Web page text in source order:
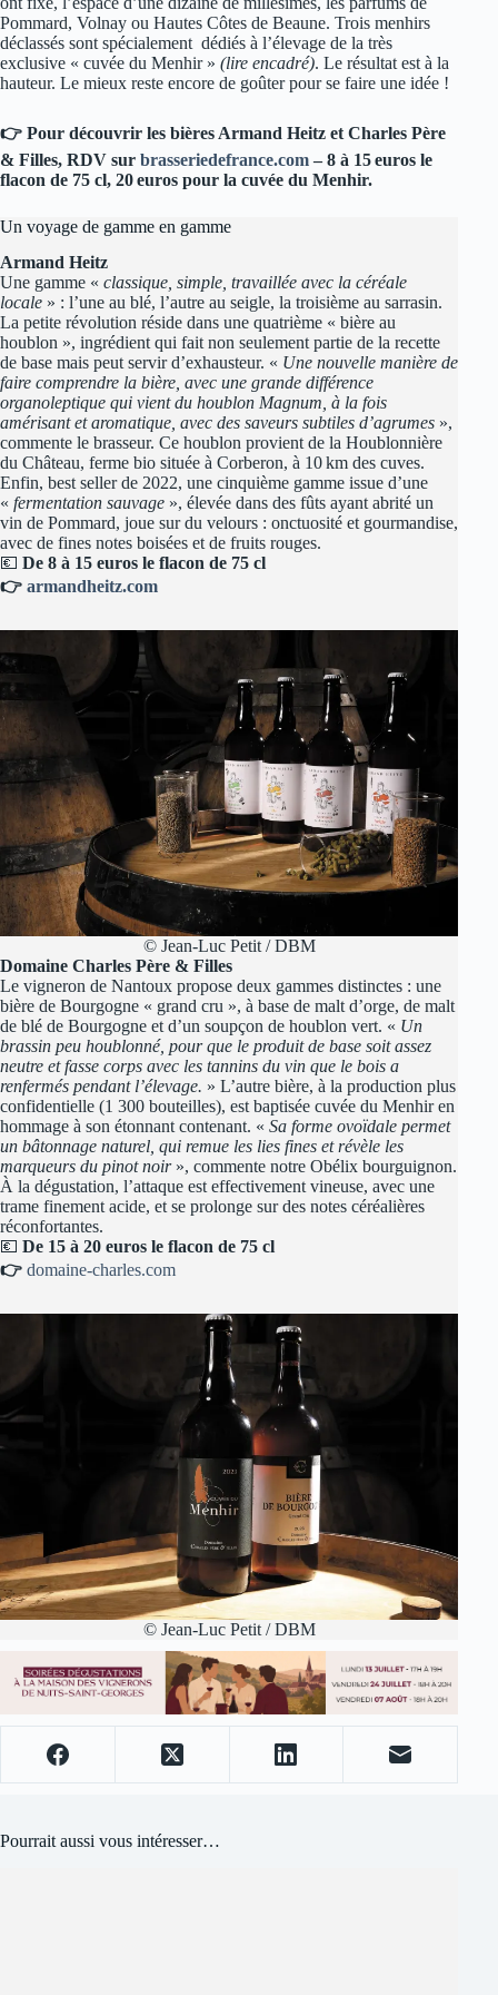
Pommard, Volnay ou Hautes Côtes de Beaune. Trois menhirs
déclassés sont spécialement dédiés à l’élevage de la très
exclusive « cuvée du Menhir » (lire encadré). Le résultat est à la
hauteur. Le mieux reste encore de goûter pour se faire une idée !
👉 Pour découvrir les bières Armand Heitz et Charles Père
& Filles, RDV sur brasseriedefrance.com– 8 à 15 euros le
flacon de 75 cl, 20 euros pour la cuvée du Menhir.
Un voyage de gamme en gamme
Armand Heitz
Une gamme « classique, simple, travaillée avec la céréale
locale » : l’une au blé, l’autre au seigle, la troisième au sarrasin.
La petite révolution réside dans une quatrième « bière au
houblon », ingrédient qui fait non seulement partie de la recette
de base mais peut servir d’exhausteur. « Une nouvelle manière de
faire comprendre la bière, avec une grande différence
organoleptique qui vient du houblon Magnum, à la fois
amérisant et aromatique, avec des saveurs subtiles d’agrumes »,
commente le brasseur. Ce houblon provient de la Houblonnière
du Château, ferme bio située à Corberon, à 10 km des cuves.
Enfin, best seller de 2022, une cinquième gamme issue d’une
« fermentation sauvage », élevée dans des fûts ayant abrité un
vin de Pommard, joue sur du velours : onctuosité et gourmandise,
avec de fines notes boisées et de fruits rouges.
💶 De 8 à 15 euros le flacon de 75 cl
👉 armandheitz.com
© Jean-Luc Petit / DBM
Domaine Charles Père & Filles
Le vigneron de Nantoux propose deux gammes distinctes : une
bière de Bourgogne « grand cru », à base de malt d’orge, de malt
de blé de Bourgogne et d’un soupçon de houblon vert. « Un
brassin peu houblonné, pour que le produit de base soit assez
neutre et fasse corps avec les tannins du vin que le bois a
renfermés pendant l’élevage. » L’autre bière, à la production plus
confidentielle (1 300 bouteilles), est baptisée cuvée du Menhir en
hommage à son étonnant contenant. « Sa forme ovoïdale permet
un bâtonnage naturel, qui remue les lies fines et révèle les
marqueurs du pinot noir», commente notre Obélix bourguignon.
À la dégustation, l’attaque est effectivement vineuse, avec une
trame finement acide, et se prolonge sur des notes céréalières
réconfortantes.
💶 De 15 à 20 euros le flacon de 75 cl
👉 domaine-charles.com
© Jean-Luc Petit / DBM
Pourrait aussi vous intéresser…